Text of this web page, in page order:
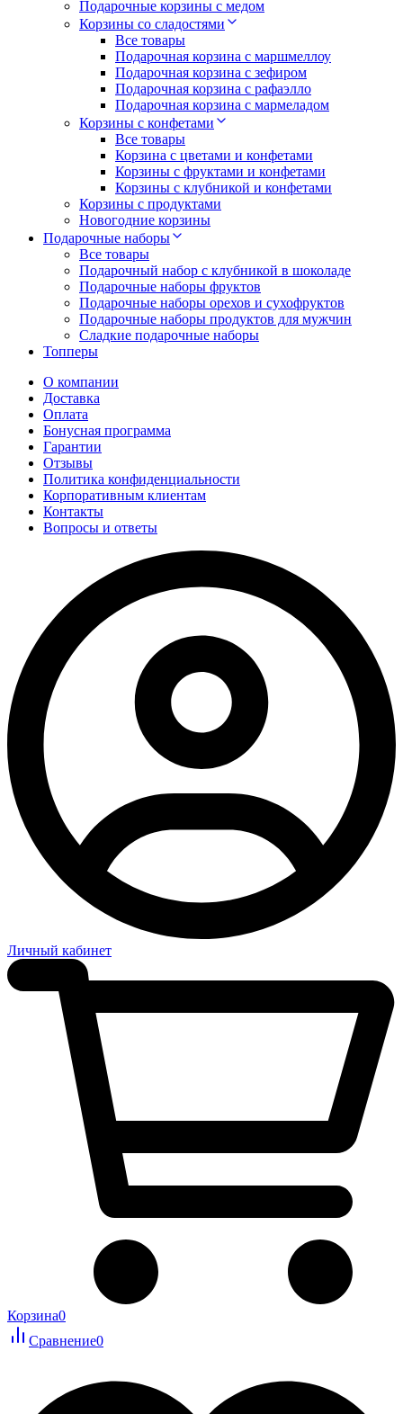
Подарочные корзины с медом
Корзины со сладостями
Все товары
Подарочная корзина с маршмеллоу
Подарочная корзина с зефиром
Подарочная корзина с рафаэлло
Подарочная корзина с мармеладом
Корзины с конфетами
Все товары
Корзина с цветами и конфетами
Корзины с фруктами и конфетами
Корзины с клубникой и конфетами
Корзины с продуктами
Новогодние корзины
Подарочные наборы
Все товары
Подарочный набор с клубникой в шоколаде
Подарочные наборы фруктов
Подарочные наборы орехов и сухофруктов
Подарочные наборы продуктов для мужчин
Сладкие подарочные наборы
Топперы
О компании
Доставка
Оплата
Бонусная программа
Гарантии
Отзывы
Политика конфиденциальности
Корпоративным клиентам
Контакты
Вопросы и ответы
Личный кабинет
Корзина0
Сравнение0